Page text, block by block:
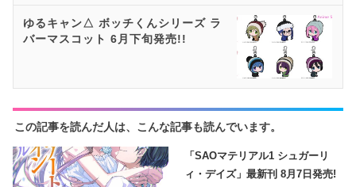
ゆるキャン△ ボッチくんシリーズ ラ
バーマスコット 6月下旬発売!!
この記事を読んだ人は、こんな記事も読んでいます。
「SAOマテリアル1 シュガーリ
ィ・デイズ」最新刊 8月7日発売!